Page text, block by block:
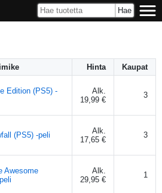
Hinta Kaupat
Edition (PS5) -
Alk.
19,99 €
3
(PS5) -peli
Alk.
17,65 €
3
Awesome
Alk.
29,95 €
1